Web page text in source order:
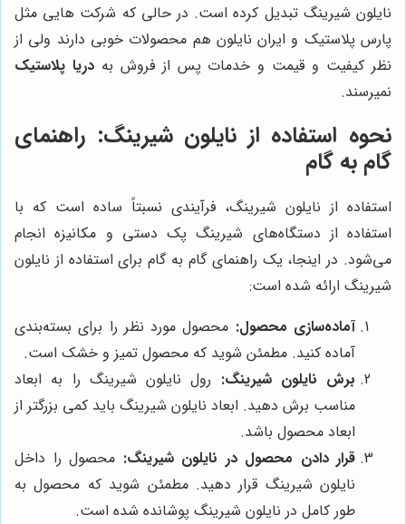
نایلون شیرینگ تبدیل کرده است. در حالی که شرکت هایی مثل
پارس پلاستیک و ایران نایلون هم محصولات خوبی دارند ولی از
نظر کیفیت و قیمت و خدمات پس از فروش بهدریا پلاستیک
نمیرسند.
نحوه استفاده از نایلون شیرینگ: راهنمای
گام به گام
استفاده از نایلون شیرینگ، فرآیندی نسبتاً ساده است که با
استفاده از دستگاه‌های شیرینگ پک دستی و مکانیزه انجام
می‌شود. در اینجا، یک راهنمای گام به گام برای استفاده از نایلون
شیرینگ ارائه شده است:
آماده‌سازی محصول: محصول مورد نظر را برای بسته‌بندی
آماده کنید. مطمئن شوید که محصول تمیز و خشک است.
برش نایلون شیرینگ: رول نایلون شیرینگ را به ابعاد
مناسب برش دهید. ابعاد نایلون شیرینگ باید کمی بزرگتر از
ابعاد محصول باشد.
قرار دادن محصول در نایلون شیرینگ: محصول را داخل
نایلون شیرینگ قرار دهید. مطمئن شوید که محصول به
طور کامل در نایلون شیرینگ پوشانده شده است.